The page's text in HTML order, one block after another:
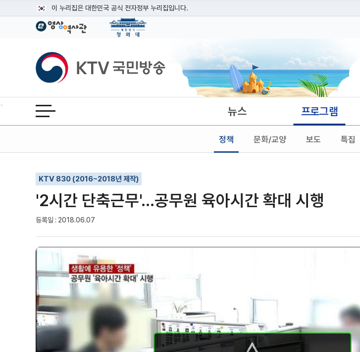
이 누리집은 대한민국 공식 전자정부 누리집입니다.
공식 누리집 주소 확인하기
이밖에 or.kr 또는 .kr등 다른 도메인 주소를 사용하고 있다면 아래 URL에서 도메인 주소를 확인해 보세요
운영중인 공식 누리집보기
KTV국민방송
전체메뉴 열기 뉴스 프로그램
정책 문화/교양 보도 특집
KTV 830 (2016~2018년 제작)
'2시간 단축근무'...공무원 육아시간 확대 시행
등록일 : 2018.06.07
기사인쇄
글자확대
글자축소